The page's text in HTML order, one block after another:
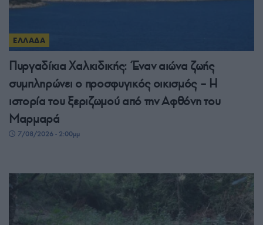
ΕΛΛΑΔΑ
Πυργαδίκια Χαλκιδικής: Έναν αιώνα ζωής
συμπληρώνει ο προσφυγικός οικισμός – Η
ιστορία του ξεριζωμού από την Αφθόνη του
Μαρμαρά
7/08/2026 - 2:00μμ